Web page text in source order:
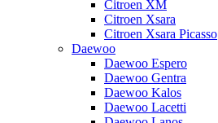
Citroen XM
Citroen Xsara
Citroen Xsara Picasso
Daewoo
Daewoo Espero
Daewoo Gentra
Daewoo Kalos
Daewoo Lacetti